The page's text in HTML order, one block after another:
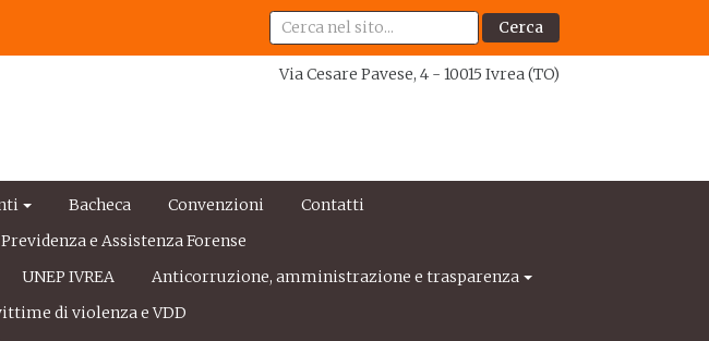
Cerca
Via Cesare Pavese, 4 - 10015 Ivrea (TO)
Bacheca Convenzioni
Contatti
e Assistenza Forense
UNEP IVREA
Anticorruzione, amministrazione e trasparenza
di violenza e VDD